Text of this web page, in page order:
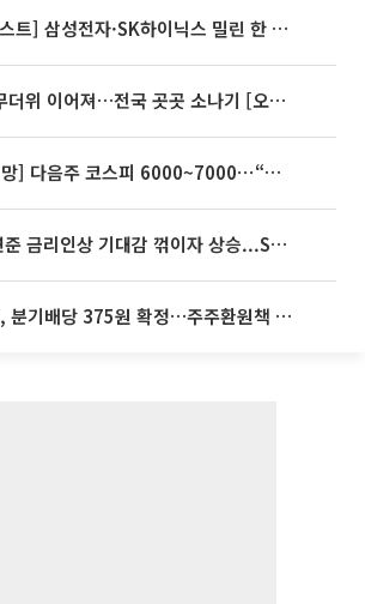
[베스트&워스트] 삼성전자·SK하이닉스 밀린 한 주…상상인증권은 85% 급등
35도 안팎 무더위 이어져…전국 곳곳 소나기 [오늘 날씨]
[주간증시전망] 다음주 코스피 6000~7000⋯“外人 수급은 정책이 변수”
뉴욕증시, 연준 금리인상 기대감 꺾이자 상승...S&P500 사상 최고치 [종합]
SK하이닉스, 분기배당 375원 확정…주주환원책 9월로 앞당겨 발표